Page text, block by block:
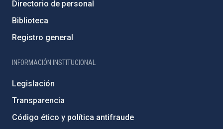
Directorio de personal
Biblioteca
Registro general
INFORMACIÓN INSTITUCIONAL
Legislación
Transparencia
Código ético y política antifraude